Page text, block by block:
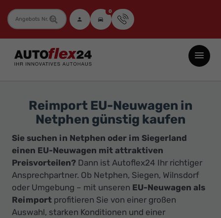
Fahrzeugnummer 0
Autoflex24
GmbH
Neuwagen
Jahreswagen
und
Gebrauchtwagen
zu
Top-
Preisen
-
Reimport EU-Neuwagen in
Netphen günstig kaufen
Sie suchen in Netphen oder im Siegerland
einen EU-Neuwagen mit attraktiven
Preisvorteilen? Dann ist Autoflex24 Ihr richtiger
Ansprechpartner. Ob Netphen, Siegen, Wilnsdorf
oder Umgebung – mit unseren EU-Neuwagen als
Reimport profitieren Sie von einer großen
Auswahl, starken Konditionen und einer